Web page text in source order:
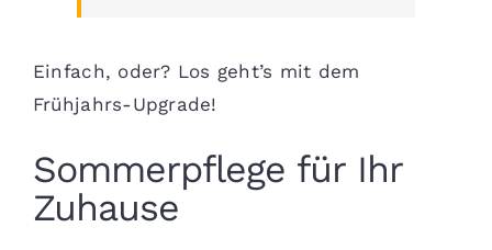
Einfach, oder? Los geht’s mit dem
Frühjahrs-Upgrade!
Sommerpflege für Ihr
Zuhause